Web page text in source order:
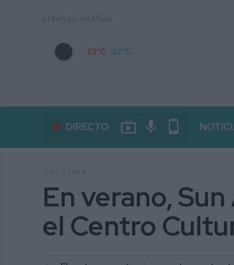
23°C 22°C
DIRECTO live_tv mic phone_android
En verano,
el Centro